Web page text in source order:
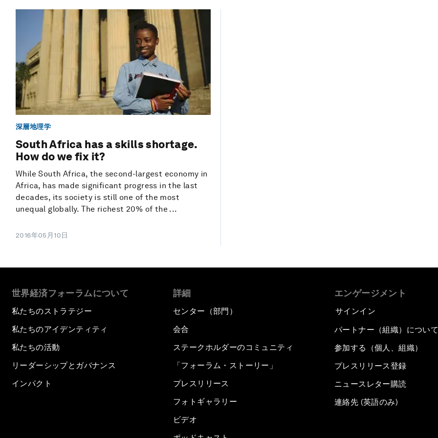
深層地理学
South Africa has a skills shortage.
How do we fix it?
While South Africa, the second-largest economy in
Africa, has made significant progress in the last
decades, its society is still one of the most
unequal globally. The richest 20% of the ...
2016年05月10日
世界経済フォーラムについて
私たちのストラテジー
私たちのアイデンティティ
私たちの活動
リーダーシップとガバナンス
インパクト
詳細
センター（部門）
会合
ステークホルダーのコミュニティ
「フォーラム・ストーリー」
プレスリリース
フォトギャラリー
ビデオ
エンゲージメント
サインイン
パートナー（組織）につい
参加する（個人、組織）
プレスリリース登録
ニュースレター購読
連絡先 (英語のみ)